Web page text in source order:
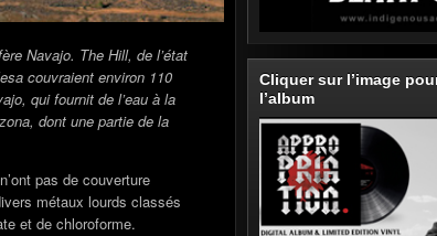
Navajo. The Hill, de l’état
couvraient environ 110
qui fournit de l’eau à la
dont une partie de la
pas de couverture
métaux lourds classés
et de chloroforme.
Cliquer sur l’image
l’album